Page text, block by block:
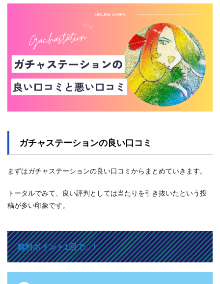
ガチャステーションの良い口コミ
まずはガチャステーションの良い口コミからまとめていきます。
トータルでみて、良い評判としては当たりを引き抜いたという投
稿が多い印象です。
無料ポイント1回で…！